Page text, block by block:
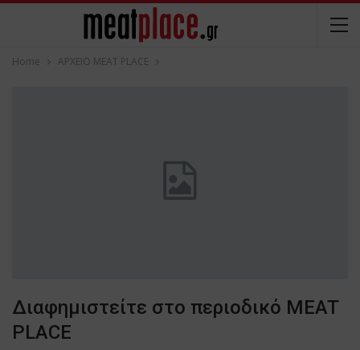
Home ΑΡΧΕΙΟ MEAT PLACE
Διαφημιστείτε στο περιοδικό MEAT
PLACE